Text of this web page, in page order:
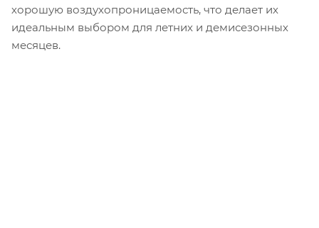
хорошую воздухопроницаемость, что делает их
идеальным выбором для летних и демисезонных
месяцев.